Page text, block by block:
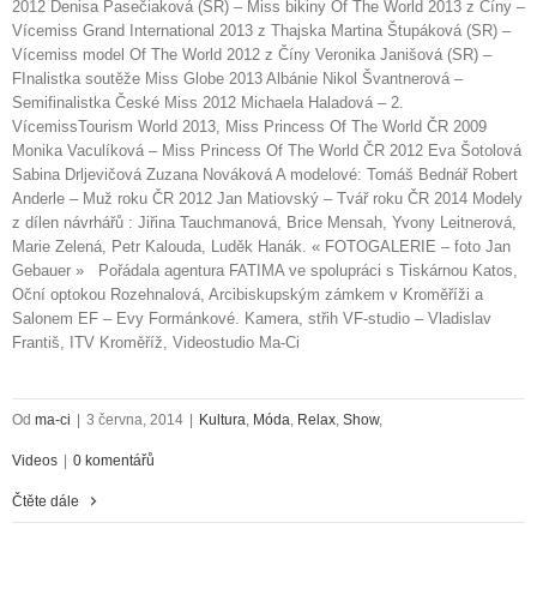
2012 Denisa Pasečiaková (SR) – Miss bikiny Of The World 2013 z Číny –
Vícemiss Grand International 2013 z Thajska Martina Štupáková (SR) –
Vícemiss model Of The World 2012 z Číny Veronika Janišová (SR) –
FInalistka soutěže Miss Globe 2013 Albánie Nikol Švantnerová –
Semifinalistka České Miss 2012 Michaela Haladová – 2.
VícemissTourism World 2013, Miss Princess Of The World ČR 2009
Monika Vaculíková – Miss Princess Of The World ČR 2012 Eva Šotolová
Sabina Drljevičová Zuzana Nováková A modelové: Tomáš Bednář Robert
Anderle – Muž roku ČR 2012 Jan Matiovský – Tvář roku ČR 2014 Modely
z dílen návrhářů : Jiřina Tauchmanová, Brice Mensah, Yvony Leitnerová,
Marie Zelená, Petr Kalouda, Luděk Hanák. « FOTOGALERIE – foto Jan
Gebauer » Pořádala agentura FATIMA ve spolupráci s Tiskárnou Katos,
Oční optokou Rozehnalová, Arcibiskupským zámkem v Kroměříži a
Salonem EF – Evy Formánkové. Kamera, střih VF-studio – Vladislav
Františ, ITV Kroměříž, Videostudio Ma-Ci
Od ma-ci 3 června, 2014 Kultura, Móda, Relax, Show,
Videos 0 komentářů
Čtěte dále